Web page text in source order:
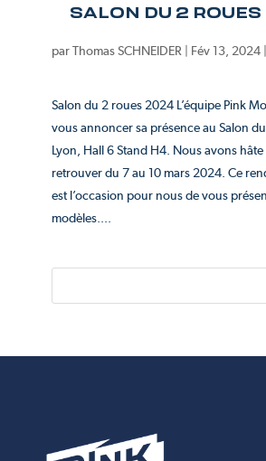
SALON DU 2
parThomas SCHNEIDER Fév 13, 2024|
Salon du 2 roues 2024 L’équipe Pink
vous annoncer sa présence au Salon
Lyon, Hall 6 Stand H4. Nous avons
retrouver du 7 au 10 mars 2024. Ce
est l’occasion pour nous de vous
modèles....